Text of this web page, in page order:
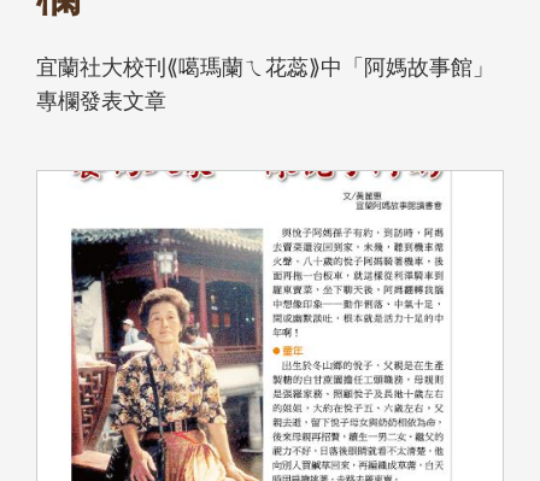
宜蘭社大校刊⟪噶瑪蘭ㄟ花蕊⟫中「阿媽故事館」
專欄發表文章